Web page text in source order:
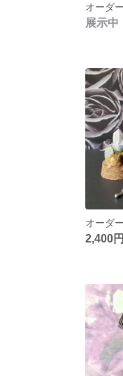
展示中
2,400円